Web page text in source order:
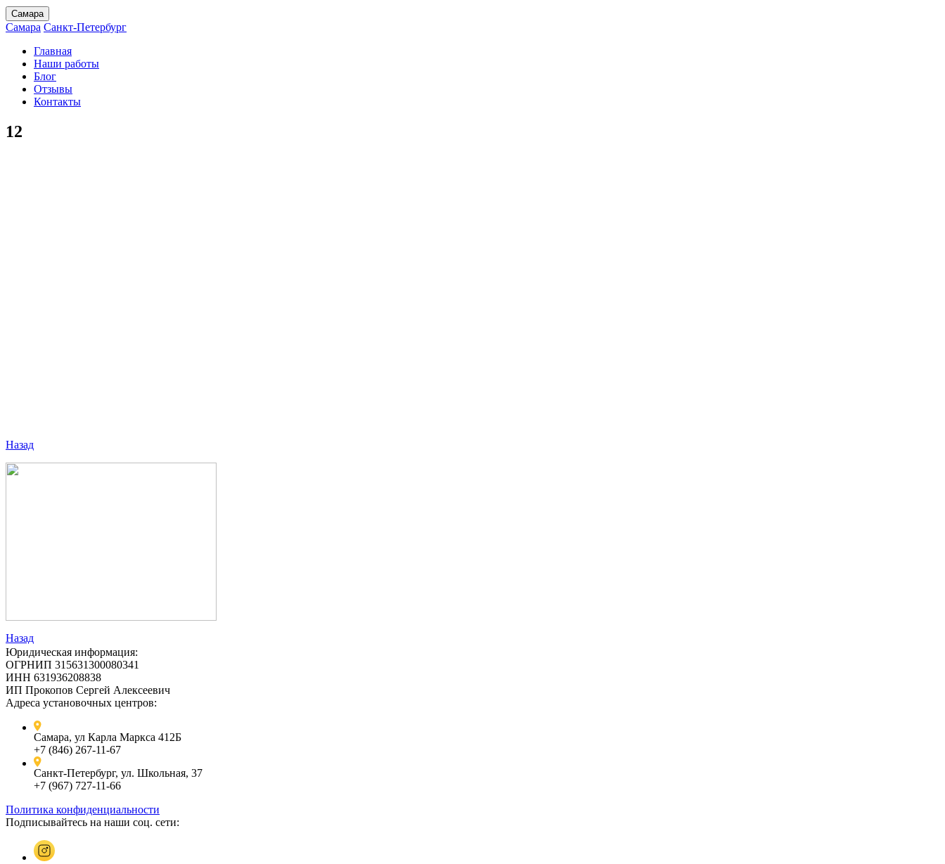
Самара
Самара Санкт-Петербург
Главная
Наши работы
Блог
Отзывы
Контакты
12
Назад
Назад
Юридическая информация:
ОГРНИП 315631300080341
ИНН 631936208838
ИП Прокопов Сергей Алексеевич
Адреса установочных центров:
Самара, ул Карла Маркса 412Б
+7 (846) 267-11-67
Санкт-Петербург, ул. Школьная, 37
+7 (967) 727-11-66
Политика конфиденциальности
Подписывайтесь на наши соц. сети: